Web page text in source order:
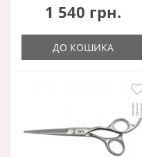
1 540 грн.
ДО КОШИКА